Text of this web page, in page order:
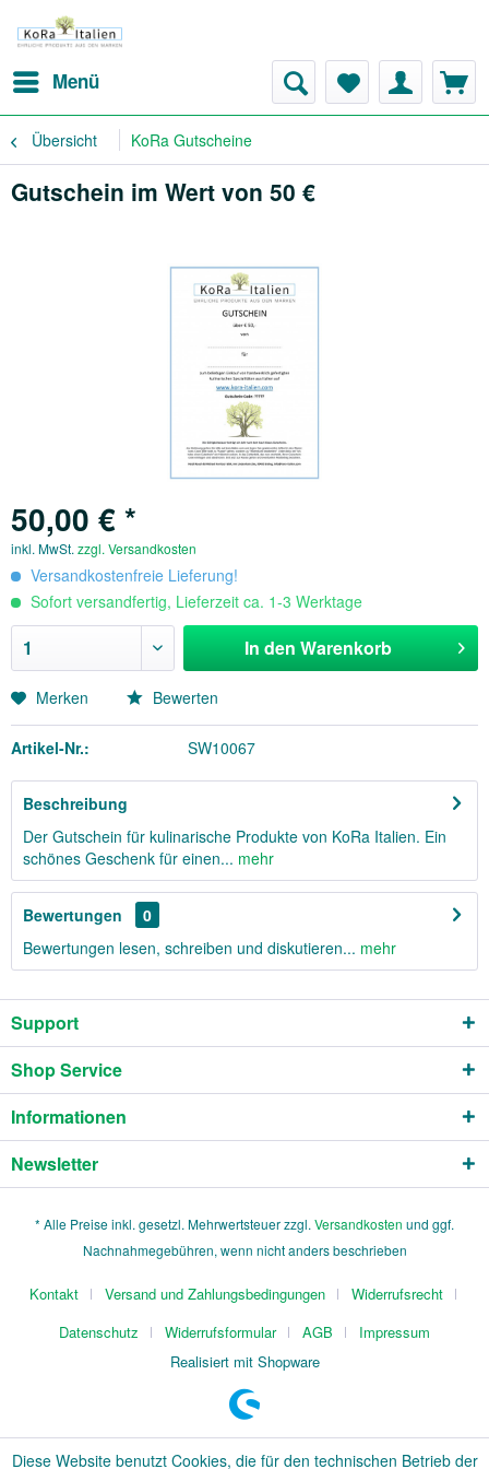
Menü
Übersicht KoRa Gutscheine
Gutschein im Wert von 50 €
50,00 € *
inkl. MwSt. zzgl. Versandkosten
Versandkostenfreie Lieferung!
Sofort versandfertig, Lieferzeit ca. 1-3 Werktage
In den Warenkorb
Merken Bewerten
Artikel-Nr.: SW10067
Beschreibung
Der Gutschein für kulinarische Produkte von KoRa Italien. Ein
schönes Geschenk für einen... mehr
Bewertungen
0
Bewertungen lesen, schreiben und diskutieren... mehr
Support
Shop Service
Informationen
Newsletter
* Alle Preise inkl. gesetzl. Mehrwertsteuer zzgl. Versandkosten und ggf.
Nachnahmegebühren, wenn nicht anders beschrieben
Kontakt Versand und Zahlungsbedingungen
Widerrufsrecht
Datenschutz
Widerrufsformular AGB
Impressum
Realisiert mit Shopware
Diese Website benutzt Cookies, die für den technischen Betrieb der